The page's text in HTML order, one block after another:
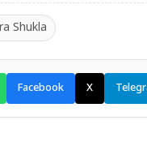
Shukla
Facebook X